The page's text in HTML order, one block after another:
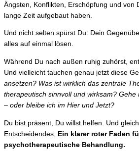
Ängsten, Konflikten, Erschöpfung und von
lange Zeit aufgebaut haben.
Und nicht selten spürst Du: Dein
alles auf einmal lösen.
Während Du nach außen ruhig zuhörst,
Und vielleicht tauchen genau jetzt diese
ansetzen? Was ist wirklich das zentrale
therapeutisch sinnvoll und wirksam? Gehe
– oder bleibe ich im Hier und Jetzt?
Du bist präsent, Du willst helfen. Und
Entscheidendes: Ein klarer roter Faden
psychotherapeutische Behandlung.